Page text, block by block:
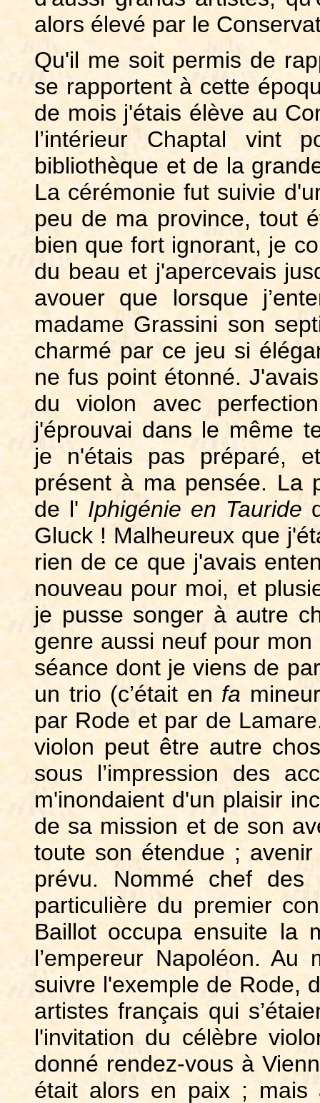
alors élevé par le
Qu'il me soit permis de
se rapportent à cette
de mois j'étais élève au
l’intérieur Chaptal vint
bibliothèque et de la
La cérémonie fut suivie
peu de ma province, tout
bien que fort ignorant, je
du beau et j'apercevais
avouer que lorsque
madame Grassini son
charmé par ce jeu si
ne fus point étonné.
du violon avec
j'éprouvai dans le même
je n'étais pas préparé,
présent à ma pensée. La
de l' Iphigénie en Tauride
Gluck ! Malheureux que
rien de ce que j'avais
nouveau pour moi, et
je pusse songer à autre
genre aussi neuf pour
séance dont je viens de
un trio (c’était en fa
par Rode et par de
violon peut être autre
sous l’impression des
m'inondaient d'un plaisir
de sa mission et de son
toute son étendue ;
prévu. Nommé chef des
particulière du premier
Baillot occupa ensuite la
l’empereur Napoléon.
suivre l'exemple de Rode,
artistes français qui
l'invitation du célèbre
donné rendez-vous à
était alors en paix ; mais